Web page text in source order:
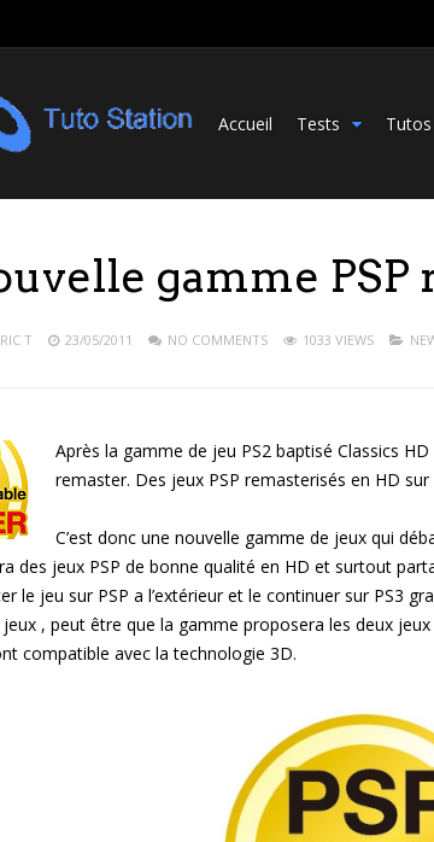
Accueil Tests Tutos
gamme PSP
T 23/05/2011 NO COMMENTS 1033 VIEWS
Après la gamme de jeu PS2 baptisé Classics
remaster. Des jeux PSP remasterisés en HD sur
C’est donc une nouvelle gamme de jeux qui
des jeux PSP de bonne qualité en HD et surtout
le jeu sur PSP a l’extérieur et le continuer sur PS3
, peut être que la gamme proposera les deux
compatible avec la technologie 3D.